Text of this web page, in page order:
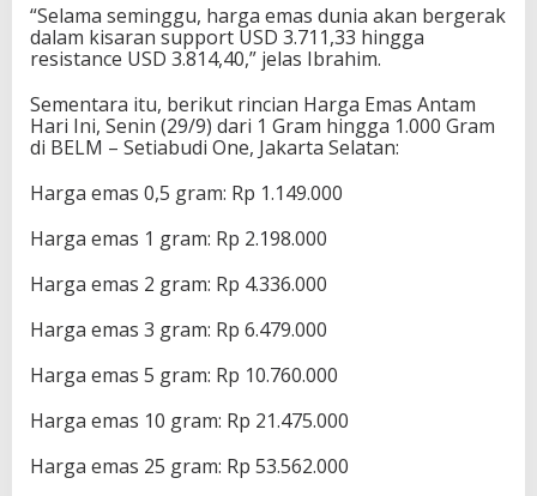
“Selama seminggu, harga emas dunia akan bergerak
dalam kisaran support USD 3.711,33 hingga
resistance USD 3.814,40,” jelas Ibrahim.
Sementara itu, berikut rincian Harga Emas Antam
Hari Ini, Senin (29/9) dari 1 Gram hingga 1.000 Gram
di BELM – Setiabudi One, Jakarta Selatan:
Harga emas 0,5 gram: Rp 1.149.000
Harga emas 1 gram: Rp 2.198.000
Harga emas 2 gram: Rp 4.336.000
Harga emas 3 gram: Rp 6.479.000
Harga emas 5 gram: Rp 10.760.000
Harga emas 10 gram: Rp 21.475.000
Harga emas 25 gram: Rp 53.562.000